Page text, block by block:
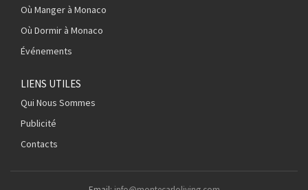
Où Manger à Monaco
Où Dormir à Monaco
Événements
LIENS UTILES
Qui Nous Sommes
Publicité
Contacts